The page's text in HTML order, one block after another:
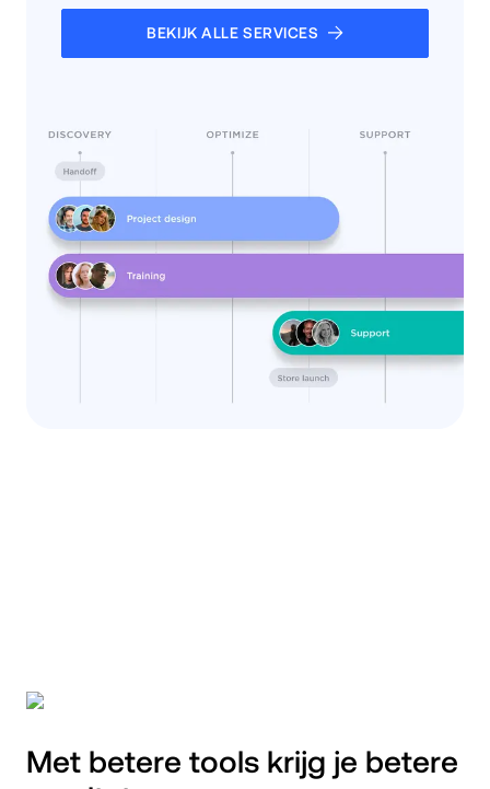
BEKIJK ALLE SERVICES
Met betere tools krijg je betere